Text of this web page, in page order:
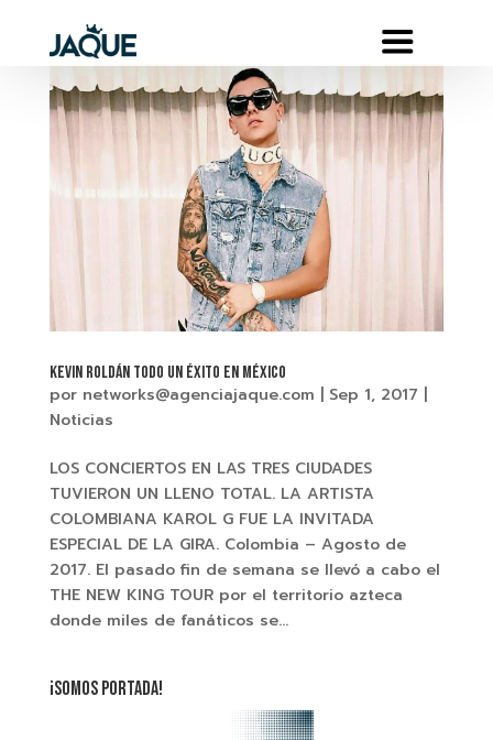
KEVIN ROLDÁN Todo un éxito en México
por networks@agenciajaque.com | Sep 1, 2017 |
Noticias
LOS CONCIERTOS EN LAS TRES CIUDADES
TUVIERON UN LLENO TOTAL. LA ARTISTA
COLOMBIANA KAROL G FUE LA INVITADA
ESPECIAL DE LA GIRA. Colombia – Agosto de
2017. El pasado fin de semana se llevó a cabo el
THE NEW KING TOUR por el territorio azteca
donde miles de fanáticos se...
¡SOMOS PORTADA!